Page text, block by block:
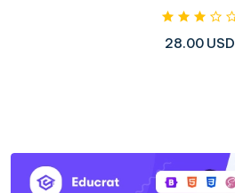
28.00 USD